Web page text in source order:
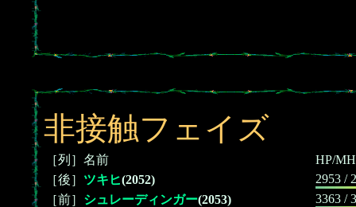
非接触フェイズ
［列］名前
HP/
［後］ ツキヒ(2052)
2953 /
［前］ シュレーディンガー(2053)
3363 /